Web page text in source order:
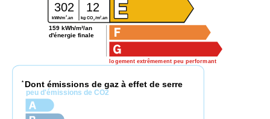
logement extrêmement peu performant
302 12
kWh/m2.an kg CO2/m2 .an
159 kWh/m²/an
d'énergie finale
* Dont émissions de gaz à effet de serre
peu d'émissions de CO2